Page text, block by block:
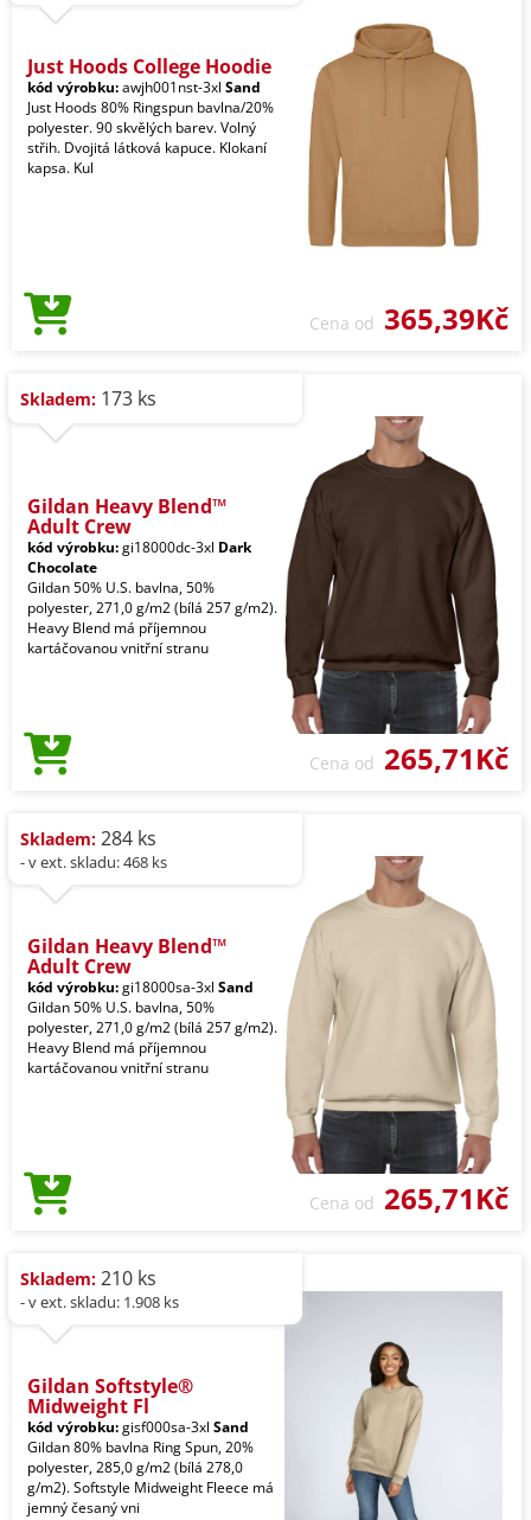
Just Hoods College Hoodie
kód výrobku:awjh001nst-3xl Sand
Just Hoods 80% Ringspun bavlna/20%
polyester. 90 skvělých barev. Volný
střih. Dvojitá látková kapuce. Klokaní
kapsa. Kul
Cena od 365,39Kč
Skladem: 173 ks
Gildan Heavy Blend™
Adult Crew
kód výrobku:gi18000dc-3xl Dark
Chocolate
Gildan 50% U.S. bavlna, 50%
polyester, 271,0 g/m2 (bílá 257 g/m2).
Heavy Blend má příjemnou
kartáčovanou vnitřní stranu
Cena od 265,71Kč
Skladem: 284 ks
- v ext. skladu: 468 ks
Gildan Heavy Blend™
Adult Crew
kód výrobku:gi18000sa-3xl Sand
Gildan 50% U.S. bavlna, 50%
polyester, 271,0 g/m2 (bílá 257 g/m2).
Heavy Blend má příjemnou
kartáčovanou vnitřní stranu
Cena od 265,71Kč
Skladem: 210 ks
- v ext. skladu: 1.908 ks
Gildan Softstyle®
Midweight Fl
kód výrobku:gisf000sa-3xl Sand
Gildan 80% bavlna Ring Spun, 20%
polyester, 285,0 g/m2 (bílá 278,0
g/m2). Softstyle Midweight Fleece má
jemný česaný vni